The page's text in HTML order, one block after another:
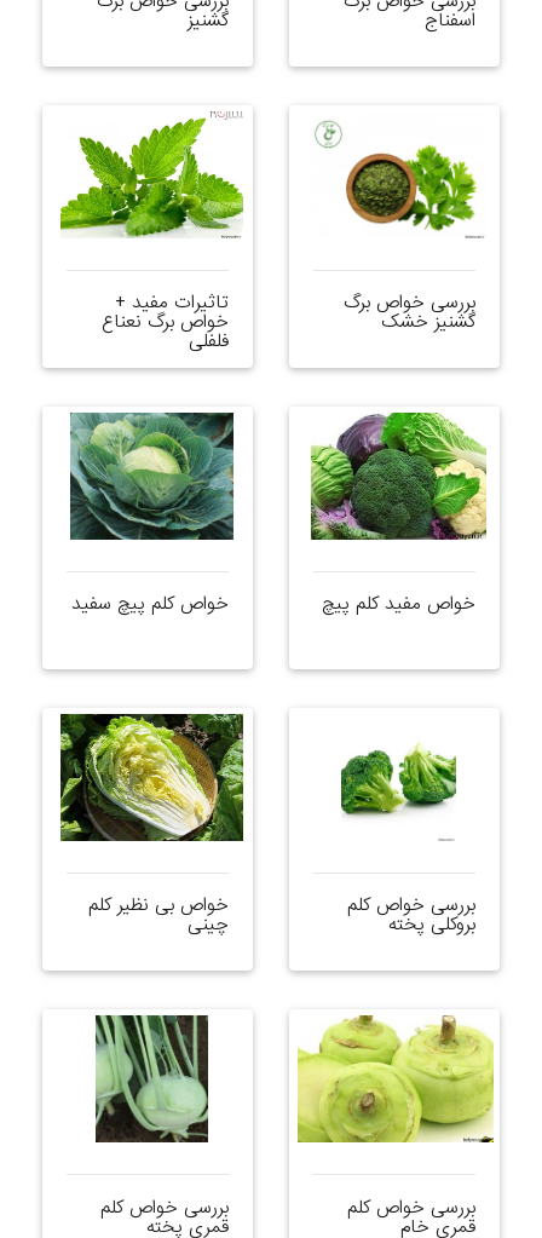
اسفناج گشنیز
بررسی خواص برگ
گشنیز خشک
تاثیرات مفید +
خواص برگ نعناع
فلفلی
خواص مفید کلم پیچ خواص کلم پیچ سفید
بررسی خواص کلم
بروکلی پخته
خواص بی نظیر کلم
چینی
بررسی خواص کلم
قمری خام
بررسی خواص کلم
قمری پخته